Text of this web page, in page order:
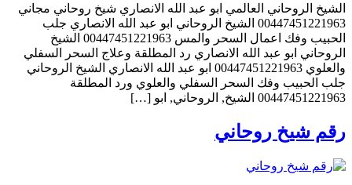
الشيخ الروحاني العالمي ابو عبد الله الانصاري شيخ روحاني مجاني
00447451221963 الشيخ الروحاني ابو عبد الله الانصاري جلب
الحبيب وفك اعمال السحر والمس 00447451221963 الشيخ
الروحاني ابو عبد الله الانصاري رد المطلقة وعلاج السحر السفلي
والعلوي 00447451221963 ابو عبد الله الانصاري الشيخ الروحاني
جلب الحبيب وفك السحر السفلي والعلوي ورد المطلقة
00447451221963 الشيخ, الروحاني, ابو […]
رقم شيخ روحاني